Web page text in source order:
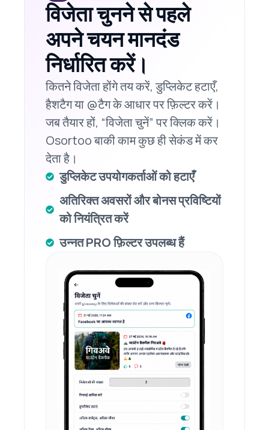
विजेता चुनने से पहले
अपने चयन मानदंड
निर्धारित करें।
कितने विजेता होंगे तय करें, डुप्लिकेट हटाएँ,
हैशटैग या @टैग के आधार पर फ़िल्टर करें।
जब तैयार हों, “विजेता चुनें” पर क्लिक करें।
Osortoo बाकी काम कुछ ही सेकंड में कर
देता है।
डुप्लिकेट उपयोगकर्ताओं को हटाएँ
अतिरिक्त अवसरों और बोनस प्रविष्टियों
को नियंत्रित करें
उन्नत PRO फ़िल्टर उपलब्ध हैं